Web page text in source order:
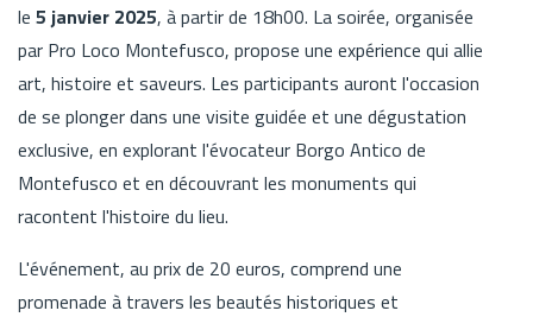
le 5 janvier 2025, à partir de 18h00. La soirée, organisée
par Pro Loco Montefusco, propose une expérience qui allie
art, histoire et saveurs. Les participants auront l'occasion
de se plonger dans une visite guidée et une dégustation
exclusive, en explorant l'évocateur Borgo Antico de
Montefusco et en découvrant les monuments qui
racontent l'histoire du lieu.
L'événement, au prix de 20 euros, comprend une
promenade à travers les beautés historiques et